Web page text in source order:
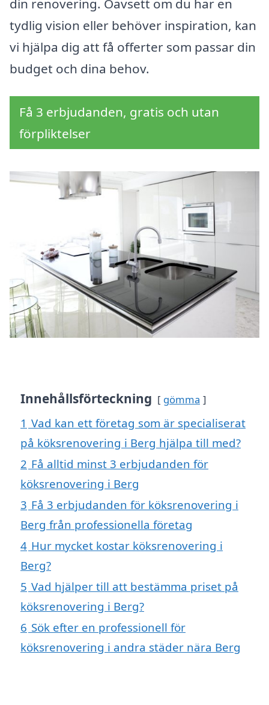
din renovering. Oavsett om du har en
tydlig vision eller behöver inspiration, kan
vi hjälpa dig att få offerter som passar din
budget och dina behov.
Få 3 erbjudanden, gratis och utan
förpliktelser
Innehållsförteckning gömma
1 Vad kan ett företag som är specialiserat
på köksrenovering i Berg hjälpa till med?
2 Få alltid minst 3 erbjudanden för
köksrenovering i Berg
3 Få 3 erbjudanden för köksrenovering i
Berg från professionella företag
4 Hur mycket kostar köksrenovering i
Berg?
5 Vad hjälper till att bestämma priset på
köksrenovering i Berg?
6 Sök efter en professionell för
köksrenovering i andra städer nära Berg